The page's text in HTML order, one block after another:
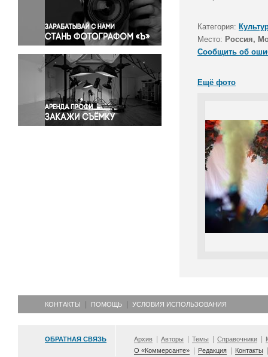
Правосудие
Происшествия и конфликты
Религия
Светская жизнь
Спорт
Экология
Экономика и бизнес
Категория:
Место: Россия,
Сообщить об
Ещё фото
КОНТАКТЫ ПОМОЩЬ УСЛОВИЯ ИСПОЛЬЗОВАНИЯ
ОБРАТНАЯ СВЯЗЬ Архив Авторы Темы Справочники
О «Коммерсанте»
Редакция Контакты